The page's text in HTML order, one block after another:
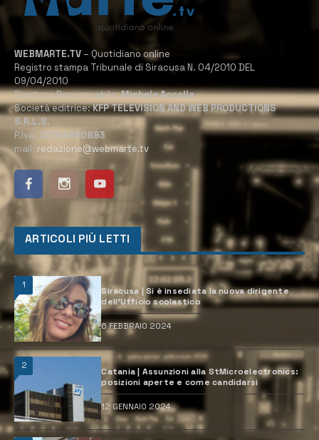
WEBMARTE.TV – Quotidiano online
Registro stampa Tribunale di Siracusa N. 04/2010 DEL
09/04/2010
Direttore Responsabile:Michele Accolla
Società editrice:KFP TELEVISION AND WEB PRODUCTIONS
S.R.L.S.
P.Iva: 02184950893
mail: redazione@webmarte.tv
ARTICOLI PIÙ LETTI
1
Siracusa | Si è insediata la nuova dirigente
dell’Ufficio scolastico
6 FEBBRAIO 2024
2
Catania | Assunzioni alla StMicroelectronics:
posizioni aperte e come candidarsi
12 GENNAIO 2024